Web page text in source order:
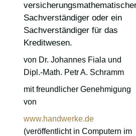
Sachverständiger oder ein
Sachverständiger für das
Kreditwesen.
von Dr. Johannes Fiala und
Dipl.-Math. Petr A. Schramm
mit freundlicher Genehmigung
von
www.handwerke.de
(veröffentlicht in Computern im